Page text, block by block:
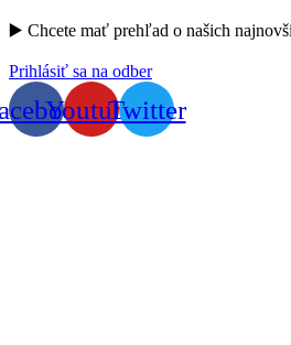
▶️ Chcete mať prehľad o našich
Prihlásiť sa na odber
YoutubeTwitter